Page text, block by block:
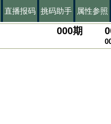
直播报码 挑码助手 属性参照
000期